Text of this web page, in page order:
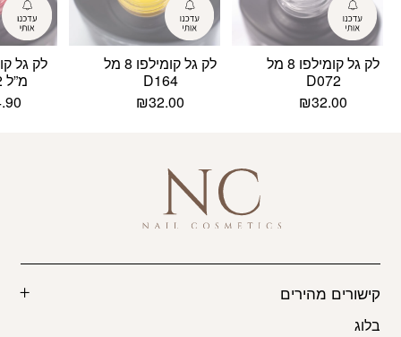
לק גל קומילפו 8 מל
D072
₪32.00
לק גל קומילפו 8 מל
D164
₪32.00
מ”ל D082
קישורים מהירים
בלוג